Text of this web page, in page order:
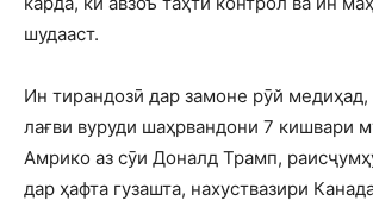
шудааст.
Ин тирандозӣ дар замоне рӯй медиҳад,
лағви вуруди шаҳрвандони 7 кишвари
Амрико аз сӯи Доналд Трамп,
дар ҳафта гузашта, нахуствазири